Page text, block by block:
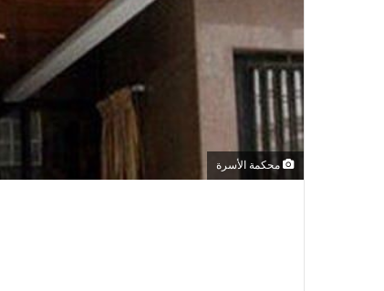
محكمة الأسرة